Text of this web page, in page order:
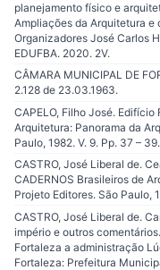
planejamento físico e
Ampliações da Arquitetura e
Organizadores José Carlos
EDUFBA. 2020. 2V.
CÂMARA MUNICIPAL DE
2.128 de 23.03.1963.
CAPELO, Filho José. Edifício
Arquitetura: Panorama da
Paulo, 1982. V. 9. Pp. 37 – 39.
CASTRO, José Liberal de.
CADERNOS Brasileiros de
Projeto Editores. São Paulo,
CASTRO, José Liberal de.
império e outros
Fortaleza a administração
Fortaleza: Prefeitura